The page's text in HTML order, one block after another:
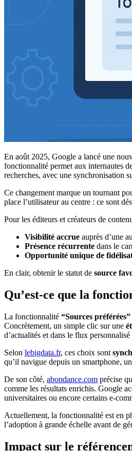
En août 2025, Google a lancé une
fonctionnalité permet aux internautes
recherches, avec une synchronisation
Ce changement marque un tournant
place l’utilisateur au centre : ce sont
Pour les éditeurs et créateurs de
Visibilité accrue auprès d’une
Présence récurrente dans le
Opportunité unique de
En clair, obtenir le statut de source
Qu’est-ce que la
La fonctionnalité “Sources préférées”
Concrètement, un simple clic sur une
d’actualités et dans le flux personnalisé
Selon lebigdata.fr, ces choix sont
qu’il navigue depuis un smartphone,
De son côté, abondance.com précise
comme les résultats enrichis. Google
universitaires ou encore certains e-
Actuellement, la fonctionnalité est en
l’adoption à grande échelle avant de
Impact sur le